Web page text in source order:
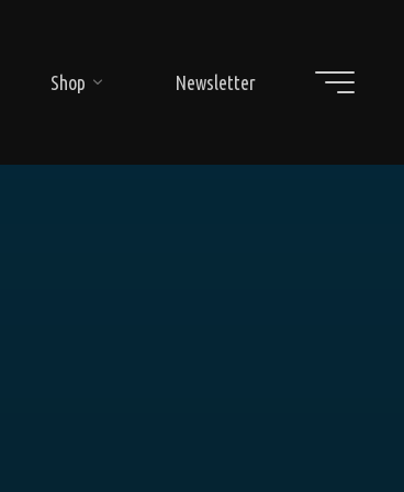
Shop Newsletter